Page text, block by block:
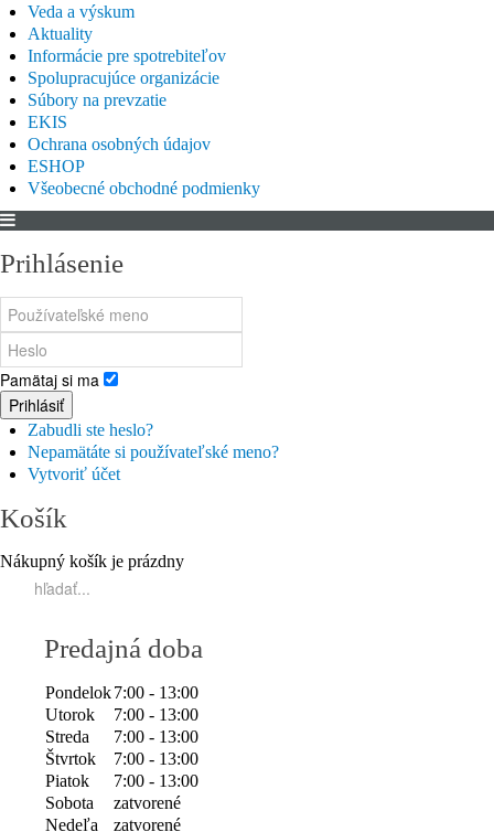
Veda a výskum
Aktuality
Informácie pre spotrebiteľov
Spolupracujúce organizácie
Súbory na prevzatie
EKIS
Ochrana osobných údajov
ESHOP
Všeobecné obchodné podmienky
Prihlásenie
Pamätaj si ma
Prihlásiť
Zabudli ste heslo?
Nepamätáte si používateľské meno?
Vytvoriť účet
Košík
Nákupný košík je prázdny
Predajná doba
Pondelok7:00 - 13:00
Utorok
7:00 - 13:00
Streda
7:00 - 13:00
Štvrtok
7:00 - 13:00
Piatok
7:00 - 13:00
Sobota
zatvorené
Nedeľa
zatvorené